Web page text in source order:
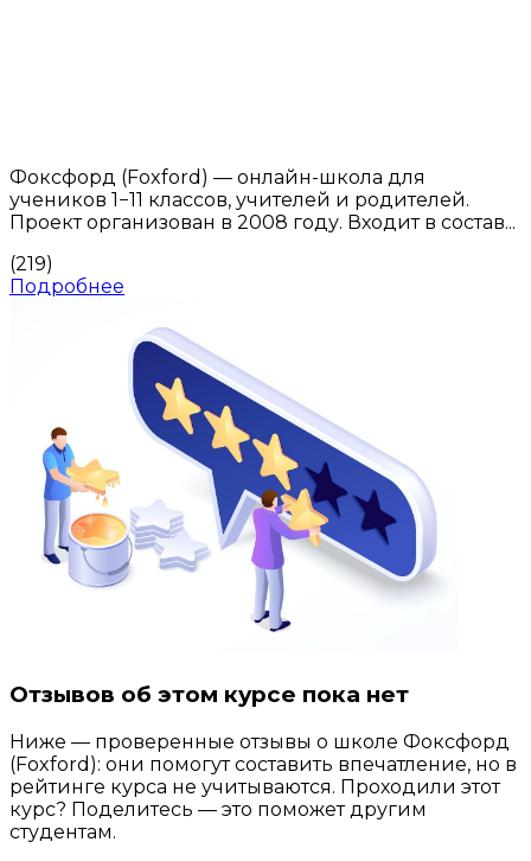
Фоксфорд (Foxford) — онлайн-школа для
учеников 1−11 классов, учителей и родителей.
Проект организован в 2008 году. Входит в состав...
(219)
Подробнее
Отзывов об этом курсе пока нет
Ниже — проверенные отзывы о школе Фоксфорд
(Foxford): они помогут составить впечатление, но в
рейтинге курса не учитываются. Проходили этот
курс? Поделитесь — это поможет другим
студентам.